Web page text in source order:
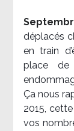
déplacés
en train
place de
Ça nous
2015,
vos